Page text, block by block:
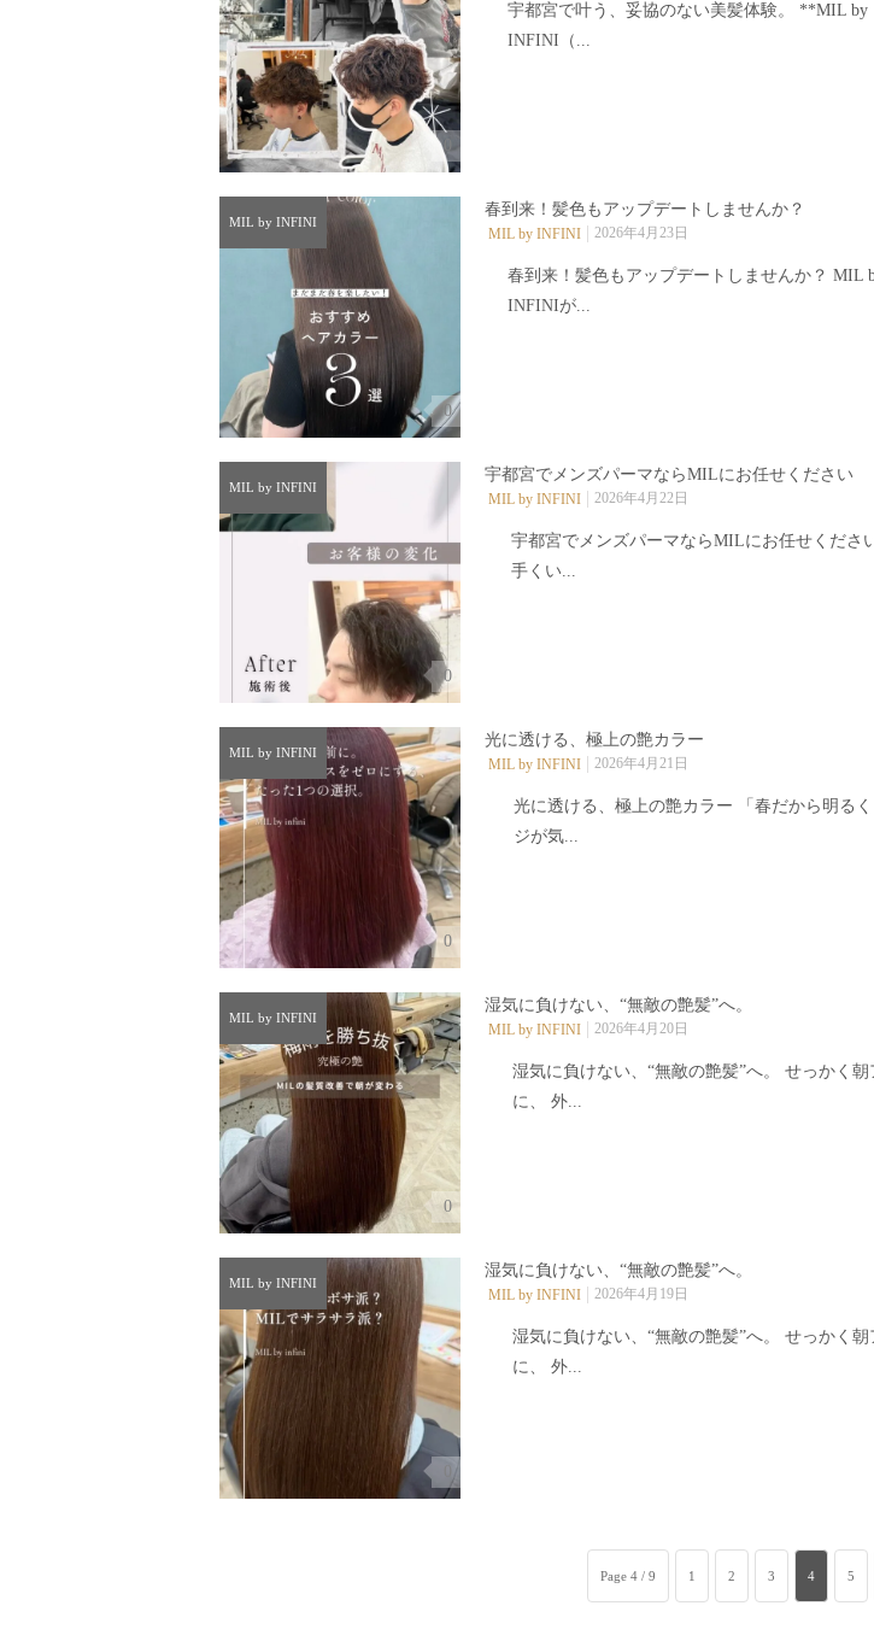
宇都宮で叶う、妥協のない美髪体験。 **MIL by
INFINI（...
MIL by INFINI
0
春到来！髪色もアップデートしませんか？
MIL by INFINI 2026年4月23日
春到来！髪色もアップデートしませんか？ MIL
INFINIが...
MIL by INFINI
0
宇都宮でメンズパーマならMILにお任せください️
MIL by INFINI 2026年4月22日
宇都宮でメンズパーマならMILにお任せくださ
手くい...
MIL by INFINI
0
光に透ける、極上の艶カラー
MIL by INFINI 2026年4月21日
光に透ける、極上の艶カラー 「春だから明る
ジが気...
MIL by INFINI
0
湿気に負けない、“無敵の艶髪”へ。
MIL by INFINI 2026年4月20日
湿気に負けない、“無敵の艶髪”へ。 せっかく
に、 外...
MIL by INFINI
湿気に負けない、“無敵の艶髪”へ。
MIL by INFINI 2026年4月19日
湿気に負けない、“無敵の艶髪”へ。 せっかく
に、 外...
Page 4 / 9 1 2 3 4 5